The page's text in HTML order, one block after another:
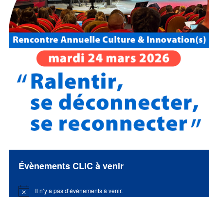
Évènements CLIC à venir
Notice Il n’y a pas d’évènements à venir.